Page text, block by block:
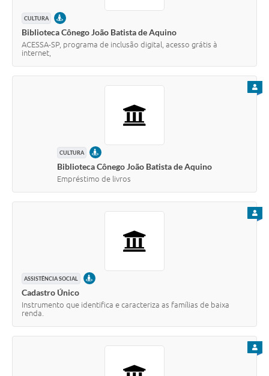
CULTURA PRESENCIAL
Biblioteca Cônego João Batista de Aquino
ACESSA-SP, programa de inclusão digital, acesso grátis à
internet,
CULTURA PRESENCIAL
Biblioteca Cônego João Batista de Aquino
Empréstimo de livros
ASSISTÊNCIA SOCIAL PRESENCIAL
Cadastro Único
Instrumento que identifica e caracteriza as famílias de baixa
renda.